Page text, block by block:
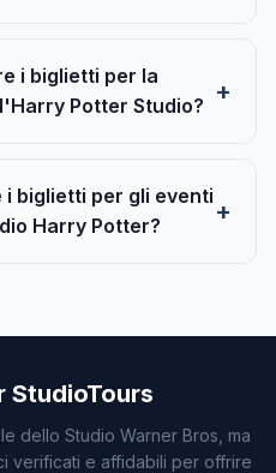
i biglietti per la
Potter Studio?
biglietti per gli eventi
Harry Potter?
StudioTours
dello Studio Warner Bros, ma
verificati e affidabili per offrire